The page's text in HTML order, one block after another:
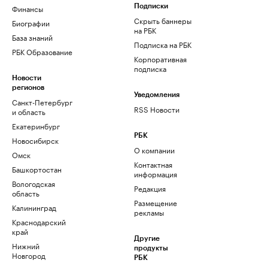
Финансы
Биографии
База знаний
РБК Образование
Новости
регионов
Санкт-Петербург
и область
Екатеринбург
Новосибирск
Омск
Башкортостан
Вологодская
область
Калининград
Краснодарский
край
Нижний
Новгород
Подписки
Скрыть баннеры
на РБК
Подписка на РБК
Корпоративная
подписка
Уведомления
RSS Новости
РБК
О компании
Контактная
информация
Редакция
Размещение
рекламы
Другие
продукты
РБК